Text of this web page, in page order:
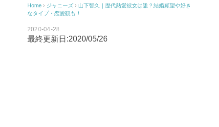
Home › ジャニーズ › 山下智久｜歴代熱愛彼女は誰？結婚願望や好き
なタイプ・恋愛観も！
2020-04-28
最終更新日:2020/05/26